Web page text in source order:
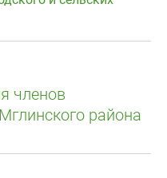
членов
района